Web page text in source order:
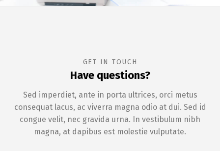
GET IN TOUCH
Have questions?
Sed imperdiet, ante in porta ultrices, orci metus
consequat lacus, ac viverra magna odio at dui. Sed id
congue velit, nec gravida urna. In vestibulum nibh
magna, at dapibus est molestie vulputate.